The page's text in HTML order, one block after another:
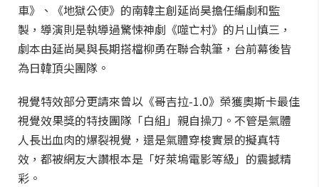
車》、《地獄公使》的南韓主創延尚昊擔任編劇和監
製，導演則是執導過驚悚神劇《噬亡村》的片山慎三，
劇本由延尚昊與長期搭檔柳勇在聯合執筆，台前幕後皆
為日韓頂尖團隊。
視覺特效部分更請來曾以《哥吉拉-1.0》榮獲奧斯卡最佳
視覺效果獎的特技團隊「白組」親自操刀。不管是氣體
人長出血肉的爆裂視覺，還是氣體穿梭實景的擬真特
效，都被網友大讚根本是「好萊塢電影等級」的震撼精
彩。